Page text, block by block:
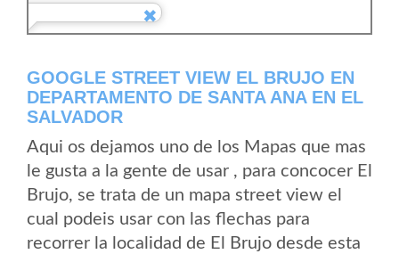
GOOGLE STREET VIEW EL BRUJO EN
DEPARTAMENTO DE SANTA ANA EN EL
SALVADOR
Aqui os dejamos uno de los Mapas que mas
le gusta a la gente de usar , para concocer El
Brujo, se trata de un mapa street view el
cual podeis usar con las flechas para
recorrer la localidad de El Brujo desde esta